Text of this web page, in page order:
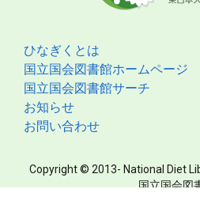
ひなぎくとは
国立国会図書館ホームページ
国立国会図書館サーチ
お知らせ
お問い合わせ
Copyright © 2013- National Diet